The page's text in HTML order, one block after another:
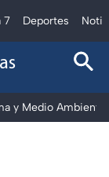
7 Deportes
y Medio Ambiente